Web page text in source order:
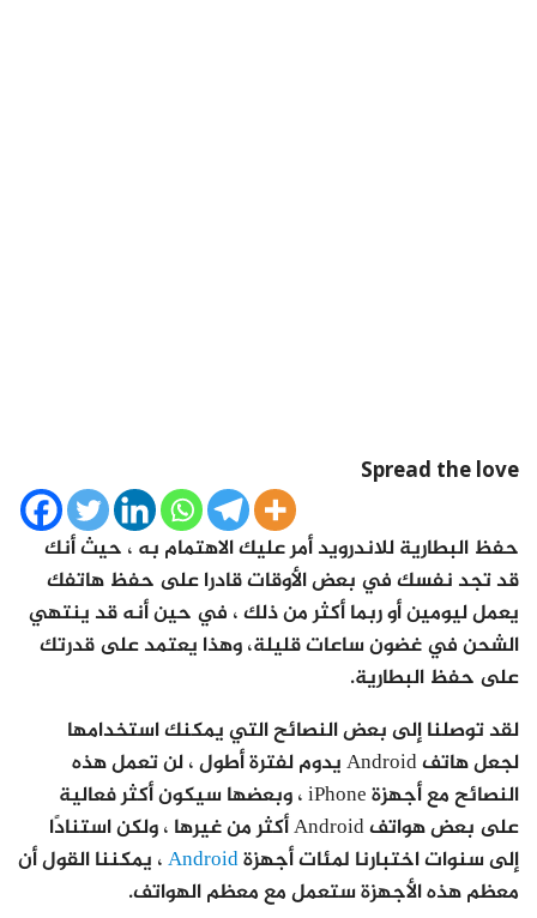
Spread the love
حفظ البطارية للاندرويد أمر عليك الاهتمام به ، حيث أنك
قد تجد نفسك في بعض الأوقات قادرا على حفظ هاتفك
يعمل ليومين أو ربما أكثر من ذلك ، في حين أنه قد ينتهي
الشحن في غضون ساعات قليلة، وهذا يعتمد على قدرتك
على حفظ البطارية.
لقد توصلنا إلى بعض النصائح التي يمكنك استخدامها
لجعل هاتف Android يدوم لفترة أطول ، لن تعمل هذه
النصائح مع أجهزة iPhone ، وبعضها سيكون أكثر فعالية
على بعض هواتف Android أكثر من غيرها ، ولكن استنادًا
إلى سنوات اختبارنا لمئات أجهزةAndroid، يمكننا القول أن
معظم هذه الأجهزة ستعمل مع معظم الهواتف.